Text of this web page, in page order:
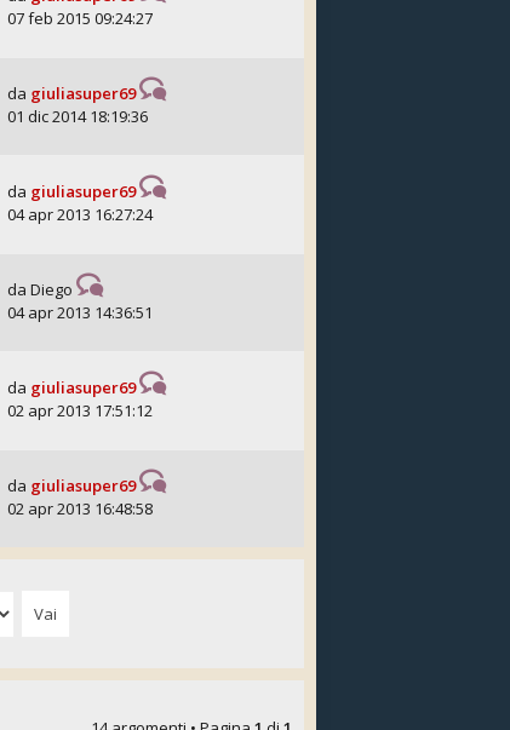
07 feb 2015 09:24:27
da giuliasuper69
01 dic 2014 18:19:36
da giuliasuper69
04 apr 2013 16:27:24
da Diego
04 apr 2013 14:36:51
da giuliasuper69
02 apr 2013 17:51:12
da giuliasuper69
02 apr 2013 16:48:58